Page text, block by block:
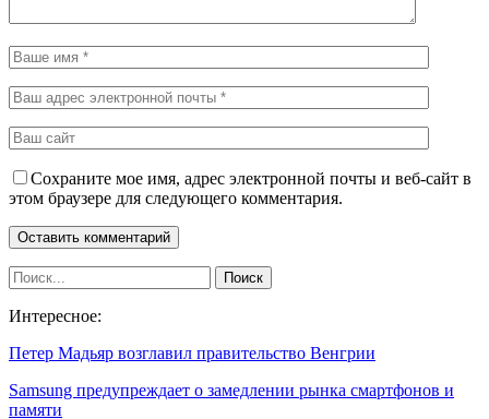
Сохраните мое имя, адрес электронной почты и веб-сайт в
этом браузере для следующего комментария.
Интересное:
Петер Мадьяр возглавил правительство Венгрии
Samsung предупреждает о замедлении рынка смартфонов и
памяти